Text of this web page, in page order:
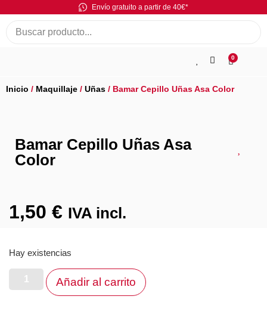
Envío gratuito a partir de 40€*
0
Inicio / Maquillaje / Uñas / Bamar Cepillo Uñas Asa Color
Bamar Cepillo Uñas Asa
Color
1,50 € IVA incl.
Hay existencias
Añadir al carrito